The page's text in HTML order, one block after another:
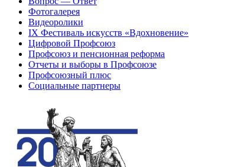
Фотогалерея
Видеоролики
IX Фестиваль искусств «Вдохновение»
Цифровой Профсоюз
Профсоюз и пенсионная реформа
Отчеты и выборы в Профсоюзе
Профсоюзный плюс
Социальные партнеры